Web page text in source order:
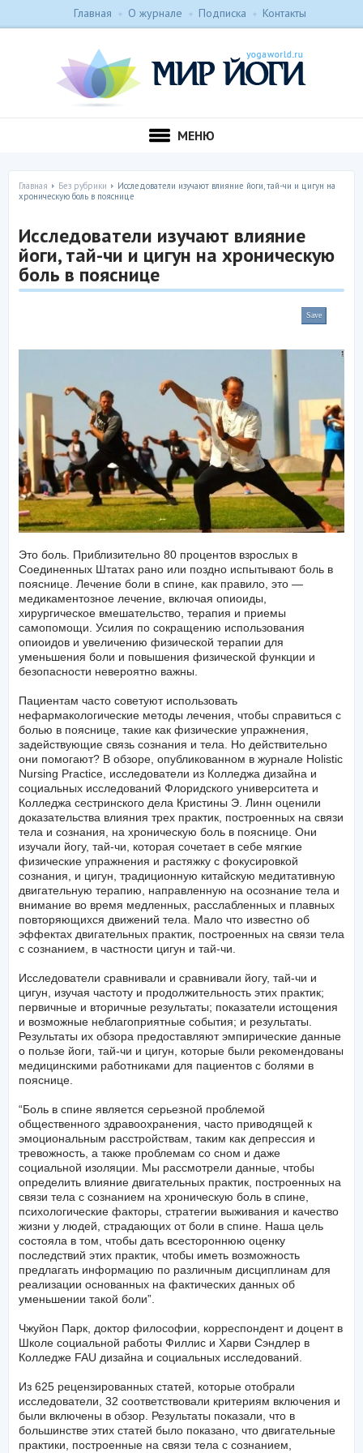
Главная О журнале Подписка Контакты
МЕНЮ
Главная Без рубрики
Исследователи изучают влияние йоги, тай-чи и цигун на
хроническую боль в пояснице
Исследователи изучают влияние
йоги, тай-чи и цигун на хроническую
боль в пояснице
Save
Это боль. Приблизительно 80 процентов взрослых в
Соединенных Штатах рано или поздно испытывают боль в
пояснице. Лечение боли в спине, как правило, это —
медикаментозное лечение, включая опиоиды,
хирургическое вмешательство, терапия и приемы
самопомощи. Усилия по сокращению использования
опиоидов и увеличению физической терапии для
уменьшения боли и повышения физической функции и
безопасности невероятно важны.
Пациентам часто советуют использовать
нефармакологические методы лечения, чтобы справиться с
болью в пояснице, такие как физические упражнения,
задействующие связь сознания и тела. Но действительно
они помогают? В обзоре, опубликованном в журнале Holistic
Nursing Practice, исследователи из Колледжа дизайна и
социальных исследований Флоридского университета и
Колледжа сестринского дела Кристины Э. Линн оценили
доказательства влияния трех практик, построенных на связи
тела и сознания, на хроническую боль в пояснице. Они
изучали йогу, тай-чи, которая сочетает в себе мягкие
физические упражнения и растяжку с фокусировкой
сознания, и цигун, традиционную китайскую медитативную
двигательную терапию, направленную на осознание тела и
внимание во время медленных, расслабленных и плавных
повторяющихся движений тела. Мало что известно об
эффектах двигательных практик, построенных на связи тела
с сознанием, в частности цигун и тай-чи.
Исследователи сравнивали и сравнивали йогу, тай-чи и
цигун, изучая частоту и продолжительность этих практик;
первичные и вторичные результаты; показатели истощения
и возможные неблагоприятные события; и результаты.
Результаты их обзора предоставляют эмпирические данные
о пользе йоги, тай-чи и цигун, которые были рекомендованы
медицинскими работниками для пациентов с болями в
пояснице.
“Боль в спине является серьезной проблемой
общественного здравоохранения, часто приводящей к
эмоциональным расстройствам, таким как депрессия и
тревожность, а также проблемам со сном и даже
социальной изоляции. Мы рассмотрели данные, чтобы
определить влияние двигательных практик, построенных на
связи тела с сознанием на хроническую боль в спине,
психологические факторы, стратегии выживания и качество
жизни у людей, страдающих от боли в спине. Наша цель
состояла в том, чтобы дать всестороннюю оценку
последствий этих практик, чтобы иметь возможность
предлагать информацию по различным дисциплинам для
реализации основанных на фактических данных об
уменьшении такой боли”.
Чжуйон Парк, доктор философии, корреспондент и доцент в
Школе социальной работы Филлис и Харви Сэндлер в
Колледже FAU дизайна и социальных исследований.
Из 625 рецензированных статей, которые отобрали
исследователи, 32 соответствовали критериям включения и
были включены в обзор. Результаты показали, что в
большинстве этих статей было показано, что двигательные
практики, построенные на связи тела с сознанием,